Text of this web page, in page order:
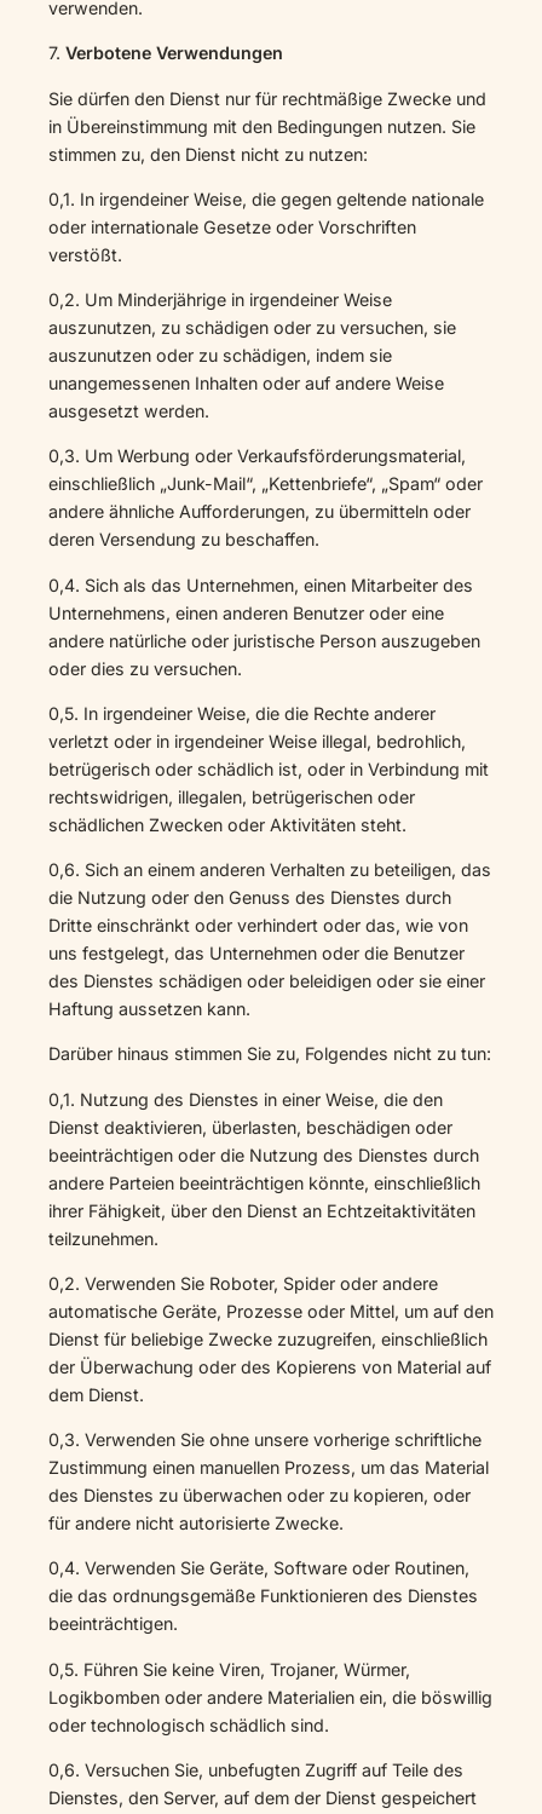
verwenden.
7. Verbotene Verwendungen
Sie dürfen den Dienst nur für rechtmäßige Zwecke und
in Übereinstimmung mit den Bedingungen nutzen. Sie
stimmen zu, den Dienst nicht zu nutzen:
0,1. In irgendeiner Weise, die gegen geltende nationale
oder internationale Gesetze oder Vorschriften
verstößt.
0,2. Um Minderjährige in irgendeiner Weise
auszunutzen, zu schädigen oder zu versuchen, sie
auszunutzen oder zu schädigen, indem sie
unangemessenen Inhalten oder auf andere Weise
ausgesetzt werden.
0,3. Um Werbung oder Verkaufsförderungsmaterial,
einschließlich „Junk-Mail“, „Kettenbriefe“, „Spam“ oder
andere ähnliche Aufforderungen, zu übermitteln oder
deren Versendung zu beschaffen.
0,4. Sich als das Unternehmen, einen Mitarbeiter des
Unternehmens, einen anderen Benutzer oder eine
andere natürliche oder juristische Person auszugeben
oder dies zu versuchen.
0,5. In irgendeiner Weise, die die Rechte anderer
verletzt oder in irgendeiner Weise illegal, bedrohlich,
betrügerisch oder schädlich ist, oder in Verbindung mit
rechtswidrigen, illegalen, betrügerischen oder
schädlichen Zwecken oder Aktivitäten steht.
0,6. Sich an einem anderen Verhalten zu beteiligen, das
die Nutzung oder den Genuss des Dienstes durch
Dritte einschränkt oder verhindert oder das, wie von
uns festgelegt, das Unternehmen oder die Benutzer
des Dienstes schädigen oder beleidigen oder sie einer
Haftung aussetzen kann.
Darüber hinaus stimmen Sie zu, Folgendes nicht zu tun:
0,1. Nutzung des Dienstes in einer Weise, die den
Dienst deaktivieren, überlasten, beschädigen oder
beeinträchtigen oder die Nutzung des Dienstes durch
andere Parteien beeinträchtigen könnte, einschließlich
ihrer Fähigkeit, über den Dienst an Echtzeitaktivitäten
teilzunehmen.
0,2. Verwenden Sie Roboter, Spider oder andere
automatische Geräte, Prozesse oder Mittel, um auf den
Dienst für beliebige Zwecke zuzugreifen, einschließlich
der Überwachung oder des Kopierens von Material auf
dem Dienst.
0,3. Verwenden Sie ohne unsere vorherige schriftliche
Zustimmung einen manuellen Prozess, um das Material
des Dienstes zu überwachen oder zu kopieren, oder
für andere nicht autorisierte Zwecke.
0,4. Verwenden Sie Geräte, Software oder Routinen,
die das ordnungsgemäße Funktionieren des Dienstes
beeinträchtigen.
0,5. Führen Sie keine Viren, Trojaner, Würmer,
Logikbomben oder andere Materialien ein, die böswillig
oder technologisch schädlich sind.
0,6. Versuchen Sie, unbefugten Zugriff auf Teile des
Dienstes, den Server, auf dem der Dienst gespeichert